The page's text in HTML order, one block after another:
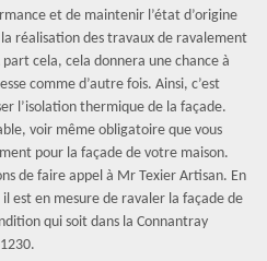
et de maintenir l’état d’origine
réalisation des travaux de ravalement
part cela, cela donnera une chance à
comme d’autre fois. Ainsi, c’est
l’isolation thermique de la façade.
voir même obligatoire que vous
pour la façade de votre maison.
de faire appel à Mr Texier Artisan. En
est en mesure de ravaler la façade de
qui soit dans la Connantray